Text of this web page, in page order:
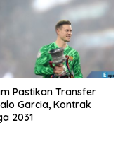
Pastikan Transfer
Garcia, Kontrak
2031